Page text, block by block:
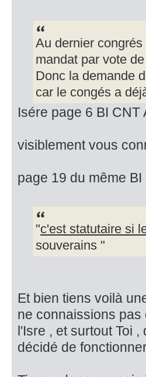
Au dernier congrés
mandat par vote
Donc la demande
car le congés a
Isére page 6 BI CNT
visiblement vous
page 19 du même
"c'est statutaire si
souverains "
Et bien tiens voilà
ne connaissions
l'Isre , et surtout Toi
décidé de